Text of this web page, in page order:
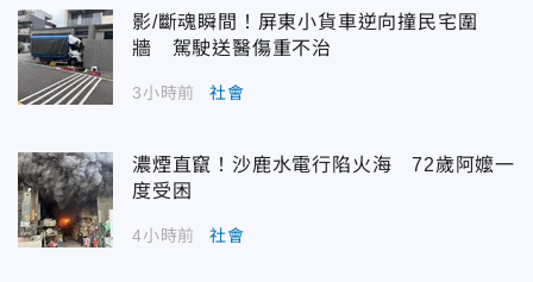
影/斷魂瞬間！屏東小貨車逆向撞民宅圍
牆 駕駛送醫傷重不治
3小時前 社會
濃煙直竄！沙鹿水電行陷火海 72歲阿嬤一
度受困
4小時前 社會